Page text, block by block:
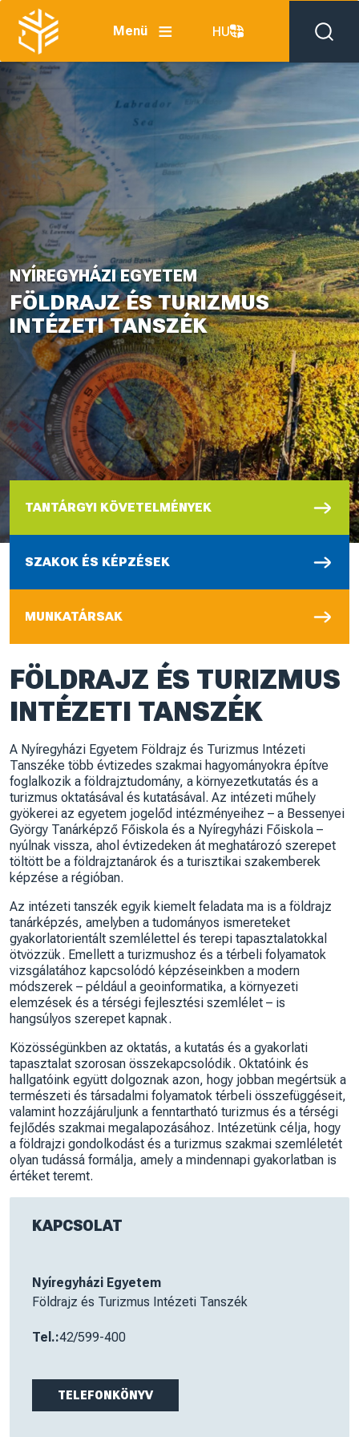
Ugrás a tartalomra
Menü
HU
NYÍREGYHÁZI EGYETEM
FÖLDRAJZ ÉS TURIZMUS
INTÉZETI TANSZÉK
TANTÁRGYI KÖVETELMÉNYEK
SZAKOK ÉS KÉPZÉSEK
MUNKATÁRSAK
FÖLDRAJZ ÉS TURIZMUS
INTÉZETI TANSZÉK
A Nyíregyházi Egyetem Földrajz és Turizmus Intézeti
Tanszéke több évtizedes szakmai hagyományokra építve
foglalkozik a földrajztudomány, a környezetkutatás és a
turizmus oktatásával és kutatásával. Az intézeti műhely
gyökerei az egyetem jogelőd intézményeihez – a Bessenyei
György Tanárképző Főiskola és a Nyíregyházi Főiskola –
nyúlnak vissza, ahol évtizedeken át meghatározó szerepet
töltött be a földrajztanárok és a turisztikai szakemberek
képzése a régióban.
Az intézeti tanszék egyik kiemelt feladata ma is a földrajz
tanárképzés, amelyben a tudományos ismereteket
gyakorlatorientált szemlélettel és terepi tapasztalatokkal
ötvözzük. Emellett a turizmushoz és a térbeli folyamatok
vizsgálatához kapcsolódó képzéseinkben a modern
módszerek – például a geoinformatika, a környezeti
elemzések és a térségi fejlesztési szemlélet – is
hangsúlyos szerepet kapnak.
Közösségünkben az oktatás, a kutatás és a gyakorlati
tapasztalat szorosan összekapcsolódik. Oktatóink és
hallgatóink együtt dolgoznak azon, hogy jobban megértsük a
természeti és társadalmi folyamatok térbeli összefüggéseit,
valamint hozzájáruljunk a fenntartható turizmus és a térségi
fejlődés szakmai megalapozásához. Intézetünk célja, hogy
a földrajzi gondolkodást és a turizmus szakmai szemléletét
olyan tudássá formálja, amely a mindennapi gyakorlatban is
értéket teremt.
KAPCSOLAT
Nyíregyházi Egyetem
Földrajz és Turizmus Intézeti Tanszék
Tel.:42/599-400
TELEFONKÖNYV